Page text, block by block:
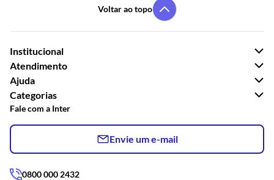
Voltar ao topo
Institucional
Atendimento
Ajuda
Categorias
Fale com a Inter
Envie um e-mail
0800 000 2432